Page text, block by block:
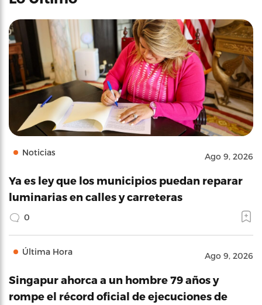
Noticias Ago 9, 2026
Ya es ley que los municipios puedan reparar
luminarias en calles y carreteras
0
Última Hora Ago 9, 2026
Singapur ahorca a un hombre 79 años y
rompe el récord oficial de ejecuciones de